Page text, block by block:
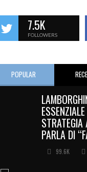
7.5K
FOLLOWERS
POPULAR
PARLA DI
99.6K